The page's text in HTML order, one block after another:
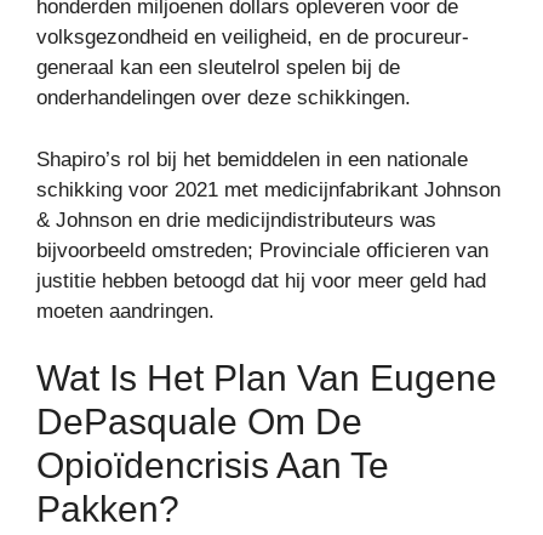
honderden miljoenen dollars opleveren voor de
volksgezondheid en veiligheid, en de procureur-
generaal kan een sleutelrol spelen bij de
onderhandelingen over deze schikkingen.
Shapiro’s rol bij het bemiddelen in een nationale
schikking voor 2021 met medicijnfabrikant Johnson
& Johnson en drie medicijndistributeurs was
bijvoorbeeld omstreden; Provinciale officieren van
justitie hebben betoogd dat hij voor meer geld had
moeten aandringen.
Wat Is Het Plan Van Eugene
DePasquale Om De
Opioïdencrisis Aan Te
Pakken?